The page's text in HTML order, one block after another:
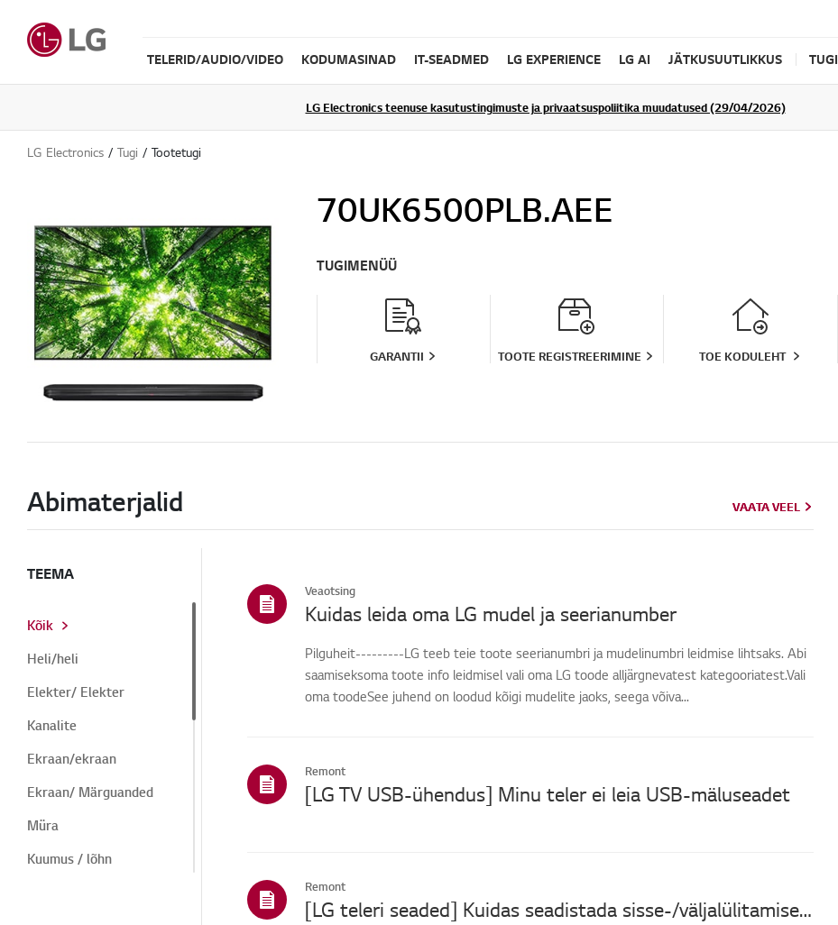
TELERID/AUDIO/VIDEO KODUMASINAD IT-SEADMED LG EXPERIENCE LG AI JÄTKUSUUTLIKKUS TUGI
LG Electronics teenuse kasutustingimuste ja privaatsuspoliitika muudatused (29/04/2026)
LG Electronics Tugi Tootetugi
70UK6500PLB.AEE
TUGIMENÜÜ
GARANTII TOOTE REGISTREERIMINE TOE KODULEHT
Abimaterjalid VAATA VEEL
TEEMA
Kõik
Heli/heli
Elekter/ Elekter
Kanalite
Ekraan/ekraan
Ekraan/ Märguanded
Müra
Kuumus / lõhn
Veaotsing
Kuidas leida oma LG mudel ja seerianumber
Pilguheit---------LG teeb teie toote seerianumbri ja mudelinumbri leidmise lihtsaks. Abi
saamiseksoma toote info leidmisel vali oma LG toode alljärgnevatest kategooriatest.Vali
oma toodeSee juhend on loodud kõigi mudelite jaoks, seega võiva...
Remont
[LG TV USB-ühendus] Minu teler ei leia USB-mäluseadet
Remont
[LG teleri seaded] Kuidas seadistada sisse-/väljalülitamise taimerit?
VAATA VEEL